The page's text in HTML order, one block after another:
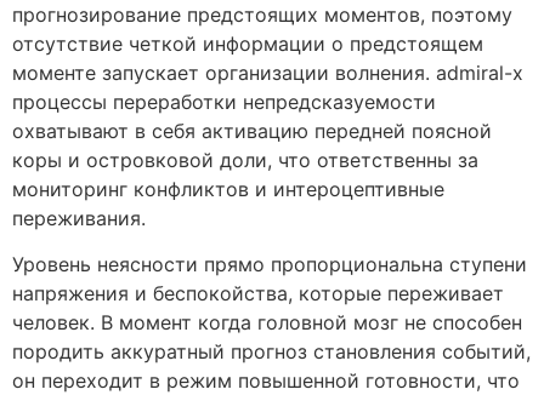
прогнозирование предстоящих моментов, поэтому
отсутствие четкой информации о предстоящем
моменте запускает организации волнения. admiral-x
процессы переработки непредсказуемости
охватывают в себя активацию передней поясной
коры и островковой доли, что ответственны за
мониторинг конфликтов и интероцептивные
переживания.
Уровень неясности прямо пропорциональна ступени
напряжения и беспокойства, которые переживает
человек. В момент когда головной мозг не способен
породить аккуратный прогноз становления событий,
он переходит в режим повышенной готовности, что